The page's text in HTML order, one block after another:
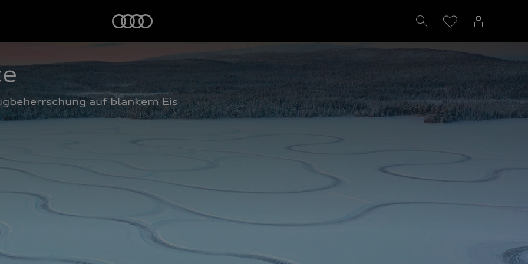
auf blankem Eis